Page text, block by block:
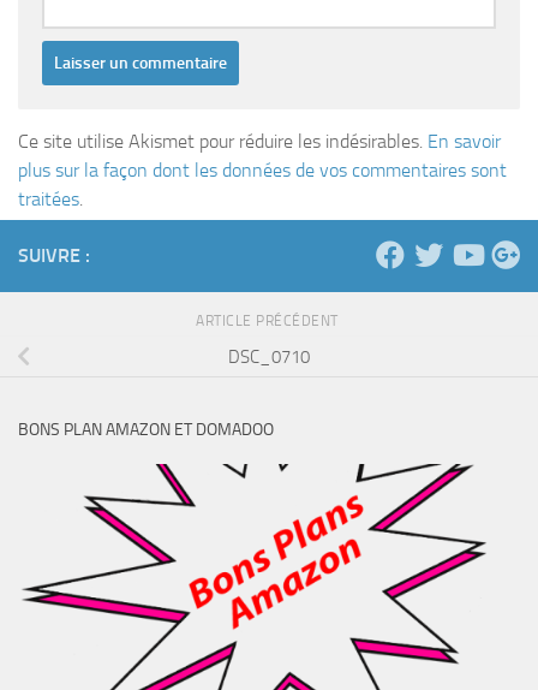
Ce site utilise Akismet pour réduire les indésirables. En savoir
plus sur la façon dont les données de vos commentaires sont
traitées
SUIVRE :
ARTICLE PRÉCÉDENT
DSC_0710
BONS PLAN AMAZON ET DOMADOO